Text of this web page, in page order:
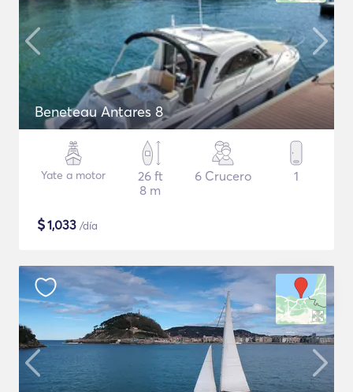
Beneteau Antares 8
Yate a motor
26 ft
8 m
6 Crucero 1
$1,033 /día